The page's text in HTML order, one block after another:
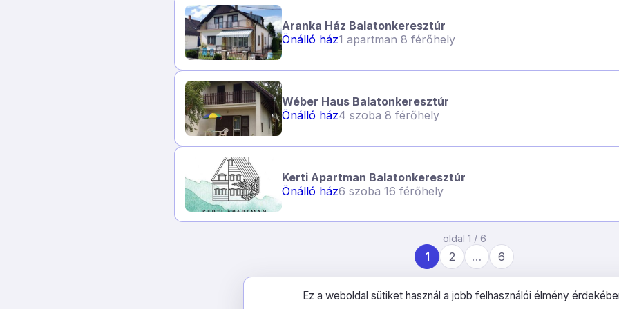
Aranka Ház Balatonkeresztúr
Önálló ház1 apartman 8 férőhely
Wéber Haus Balatonkeresztúr
Önálló ház4 szoba 8 férőhely
Kerti Apartman Balatonkeresztúr
Önálló ház6 szoba 16 férőhely
oldal 1 / 6
1 2 … 6
Ez a weboldal sütiket használ a jobb felhasználói élmény